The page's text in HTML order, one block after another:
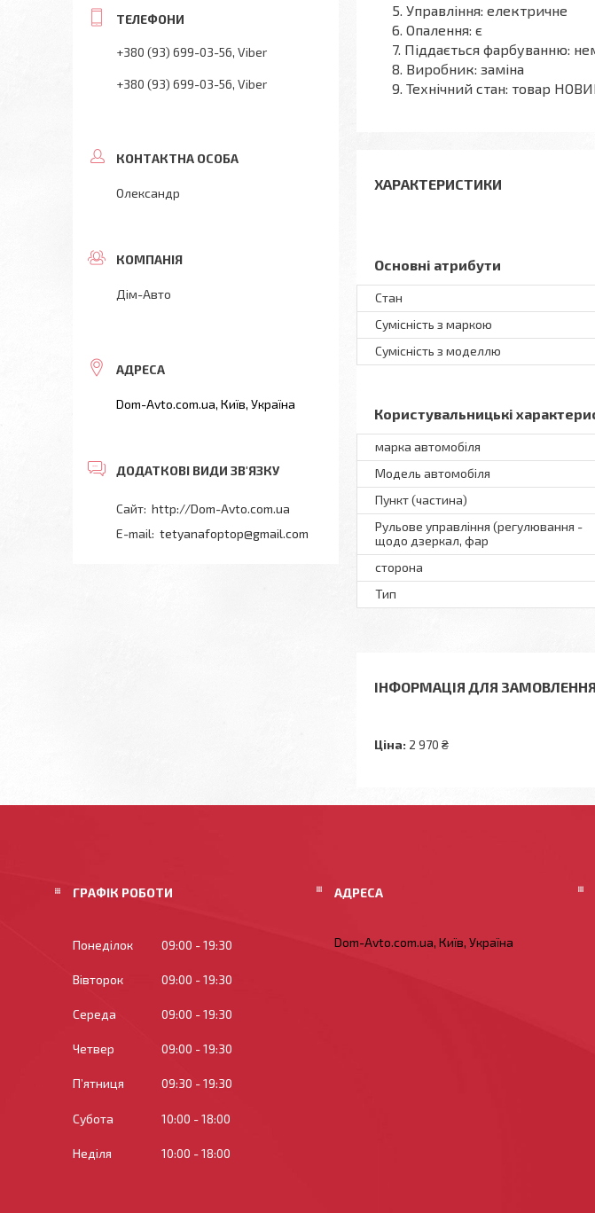
Управління: електричне
Опалення: є
Піддається фарбуванню:
Виробник: заміна
Технічний стан: товар
ХАРАКТЕРИСТИКИ
Основні атрибути
Стан
Сумісність з маркою
Сумісність з моделлю
Користувальницькі
марка автомобіля
Модель автомобіля
Пункт (частина)
Рульове управління (регулювання -
щодо дзеркал, фар
сторона
Тип
ІНФОРМАЦІЯ ДЛЯ ЗАМОВЛЕННЯ
Ціна: 2 970 ₴
+380 (93) 699-03-56 Viber
+380 (93) 699-03-56 Viber
Олександр
Дім-Авто
Dom-Avto.com.ua, Київ, Україна
http://Dom-Avto.com.ua
tetyanafoptop@gmail.com
ГРАФІК РОБОТИ
Понеділок 09:00 19:30
Вівторок 09:00 19:30
Середа 09:00 19:30
Четвер 09:00 19:30
Пʼятниця 09:30 19:30
Субота 10:00 18:00
Неділя 10:00 18:00
Dom-Avto.com.ua, Київ, Україна